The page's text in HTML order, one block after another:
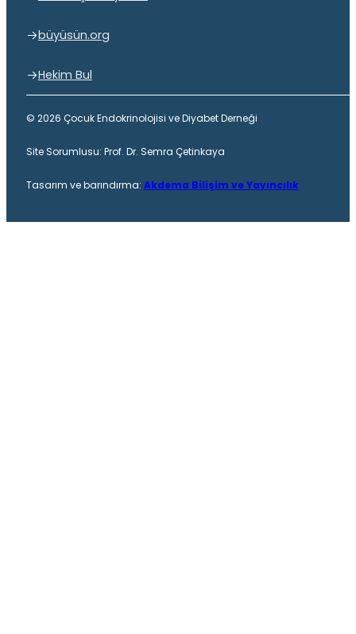
büyüsün.org
Hekim Bul
© 2026 Çocuk Endokrinolojisi ve Diyabet Derneği
Site Sorumlusu: Prof. Dr. Semra Çetinkaya
Tasarım ve barındırma: Akdema Bilişim ve Yayıncılık